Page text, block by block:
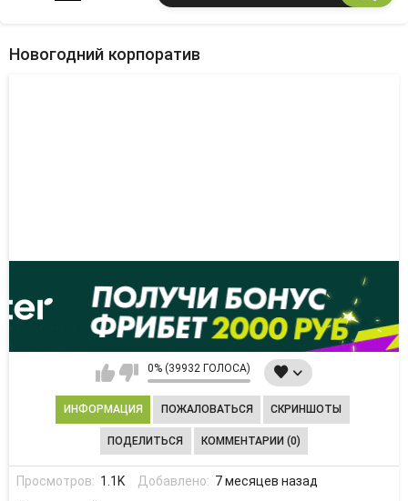
Новогодний корпоратив
0% (39932 ГОЛОСА)
ИНФОРМАЦИЯ ПОЖАЛОВАТЬСЯ СКРИНШОТЫ
ПОДЕЛИТЬСЯ КОММЕНТАРИИ (0)
Просмотров: 1.1K Добавлено: 7 месяцев назад